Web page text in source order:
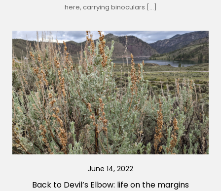
here, carrying binoculars […]
June 14, 2022
Back to Devil’s Elbow: life on the margins